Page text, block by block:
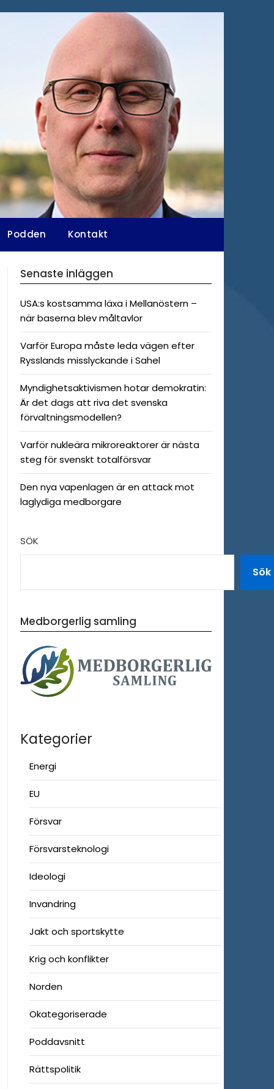
Podden Kontakt
Senaste inläggen
USA:s kostsamma läxa i Mellanöstern –
när baserna blev måltavlor
Varför Europa måste leda vägen efter
Rysslands misslyckande i Sahel
Myndighetsaktivismen hotar demokratin:
Är det dags att riva det svenska
förvaltningsmodellen?
Varför nukleära mikroreaktorer är nästa
steg för svenskt totalförsvar
Den nya vapenlagen är en attack mot
laglydiga medborgare
SÖK
Sök
Medborgerlig samling
Kategorier
Energi
EU
Försvar
Försvarsteknologi
Ideologi
Invandring
Jakt och sportskytte
Krig och konflikter
Norden
Okategoriserade
Poddavsnitt
Rättspolitik